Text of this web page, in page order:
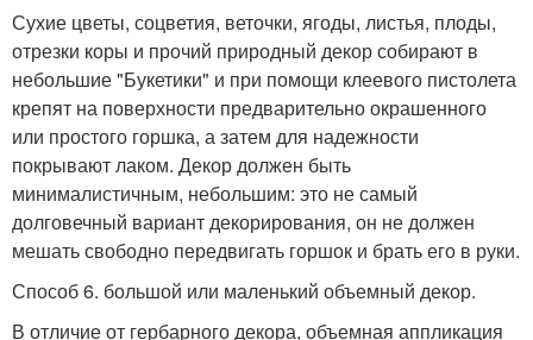
Сухие цветы, соцветия, веточки, ягоды, листья, плоды,
отрезки коры и прочий природный декор собирают в
небольшие "Букетики" и при помощи клеевого пистолета
крепят на поверхности предварительно окрашенного
или простого горшка, а затем для надежности
покрывают лаком. Декор должен быть
минималистичным, небольшим: это не самый
долговечный вариант декорирования, он не должен
мешать свободно передвигать горшок и брать его в руки.
Способ 6. большой или маленький объемный декор.
В отличие от гербарного декора, объемная аппликация